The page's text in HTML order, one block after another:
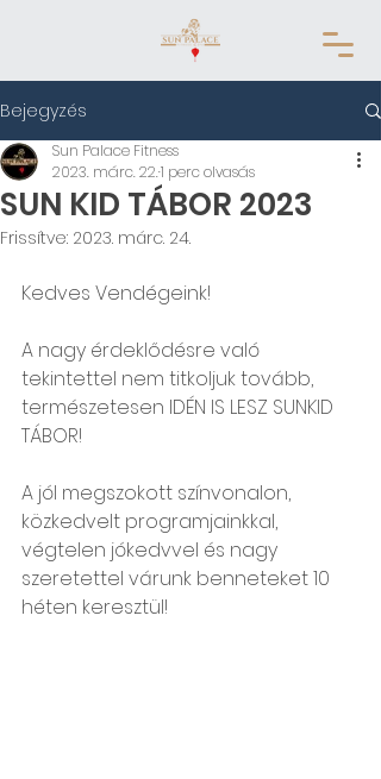
Bejegyzés
SUN KID TÁBOR 2023
Sun Palace Fitness
2023. márc. 22.1 perc olvasás
Frissítve: 2023. márc. 24.
Kedves Vendégeink!
A nagy érdeklődésre való
tekintettel nem titkoljuk tovább,
természetesen IDÉN IS LESZ SUNKID
TÁBOR!
A jól megszokott színvonalon,
közkedvelt programjainkkal,
végtelen jókedvvel és nagy
szeretettel várunk benneteket 10
héten keresztül!